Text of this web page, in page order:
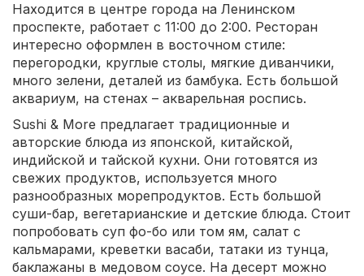
Находится в центре города на Ленинском
проспекте, работает с 11:00 до 2:00. Ресторан
интересно оформлен в восточном стиле:
перегородки, круглые столы, мягкие диванчики,
много зелени, деталей из бамбука. Есть большой
аквариум, на стенах – акварельная роспись.
Sushi & More предлагает традиционные и
авторские блюда из японской, китайской,
индийской и тайской кухни. Они готовятся из
свежих продуктов, используется много
разнообразных морепродуктов. Есть большой
суши-бар, вегетарианские и детские блюда. Стоит
попробовать суп фо-бо или том ям, салат с
кальмарами, креветки васаби, татаки из тунца,
баклажаны в медовом соусе. На десерт можно